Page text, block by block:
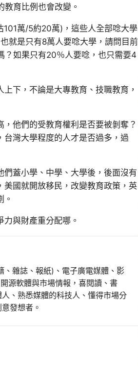
育比例也會改變。
萬/5約20萬)，這些人全部唸大學
就是只有8萬人要唸大學，請問目前
？如果只有20％人要唸，也只需要4
下，不論是大專教育、技職教育，
他們的受教育權利是否要被剝奪？
灣大學程度的人才是否過多，過
蓋小學、中學、大學後，後面沒有
國就開放移民，改變教育政策，英
與財產重分配哪。
雜誌、報紙)、電子廣電媒體、影
源軟體與市場情報，喜閱讀、書
、熟悉媒體的科技人、懂得市場分
發想者。